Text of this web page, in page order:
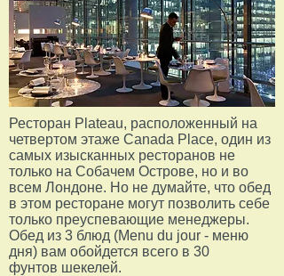
Ресторан Plateau, расположенный на
четвертом этаже Canada Place, один из
самых изысканных ресторанов не
только на Собачем Острове, но и во
всем Лондоне. Но не думайте, что обед
в этом ресторане могут позволить себе
только преуспевающие менеджеры.
Обед из 3 блюд (Menu du jour - меню
дня) вам обойдется всего в 30
фунтов шекелей.